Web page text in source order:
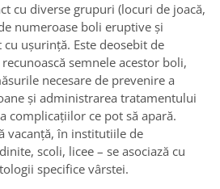
cu diverse grupuri (locuri de joacă,
numeroase boli eruptive și
ușurință. Este deosebit de
semnele acestor boli,
necesare de prevenire a
și administrarea tratamentului
complicațiilor ce pot să apară.
vacanță, în institutiile de
scoli, licee – se asociază cu
specifice vârstei.